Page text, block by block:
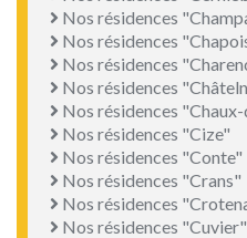
Nos résidences
Nos résidences
Nos résidences
Nos résidences
Nos résidences
Nos résidences "Cize"
Nos résidences "Conte"
Nos résidences "Crans"
Nos résidences
Nos résidences "Cuvier"